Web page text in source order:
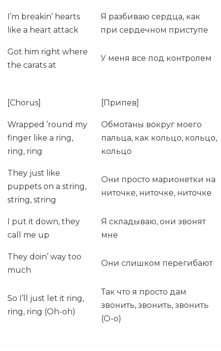
I’m breakin’ hearts
like a heart attack
Я разбиваю сердца, как
при сердечном приступе
Got him right where
the carats at
У меня все под контролем
[Chorus] [Припев]
Wrapped ’round my
finger like a ring,
ring, ring
Обмотаны вокруг моего
пальца, как кольцо, кольцо,
кольцо
They just like
puppets on a string,
string, string
Они просто марионетки на
ниточке, ниточке, ниточке
I put it down, they
call me up
Я складываю, они звонят
мне
They doin’ way too
much
Они слишком перегибают
So I’ll just let it ring,
ring, ring (Oh-oh)
Так что я просто дам
звонить, звонить, звонить
(О-о)